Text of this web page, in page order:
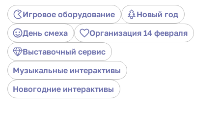
программируются на определенные звуки при
касании цвета. Участникам достаточно поднести
кольцо к определенному цвету, чтобы получить
мелодию. Музыкальные кольца отлично подойдут
как на детский праздник, корпоратив или день
рождения, так и на промо события. На каждый цвет
также можно задать определенные фразы
относящиеся к продукту или бренду, что
подчеркнет мероприятие.
Игровое оборудование
Новый год
День смеха
Организация 14 февраля
Выставочный сервис
Музыкальные интерактивы
Новогодние интерактивы